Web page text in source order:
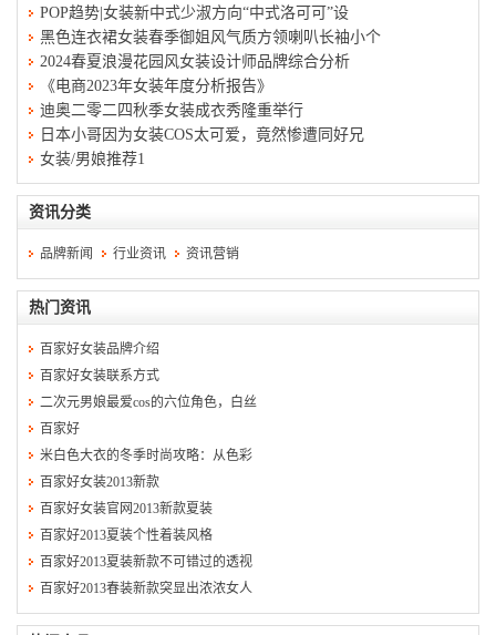
POP趋势|女装新中式少淑方向“中式洛可可”设
黑色连衣裙女装春季御姐风气质方领喇叭长袖小个
2024春夏浪漫花园风女装设计师品牌综合分析
《电商2023年女装年度分析报告》
迪奥二零二四秋季女装成衣秀隆重举行
日本小哥因为女装COS太可爱，竟然惨遭同好兄
女装/男娘推荐1
资讯分类
品牌新闻 行业资讯 资讯营销
热门资讯
百家好女装品牌介绍
百家好女装联系方式
二次元男娘最爱cos的六位角色，白丝
百家好
米白色大衣的冬季时尚攻略：从色彩
百家好女装2013新款
百家好女装官网2013新款夏装
百家好2013夏装个性着装风格
百家好2013夏装新款不可错过的透视
百家好2013春装新款突显出浓浓女人